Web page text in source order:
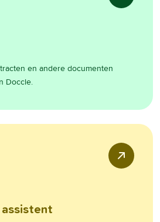
en andere documenten
Doccle.